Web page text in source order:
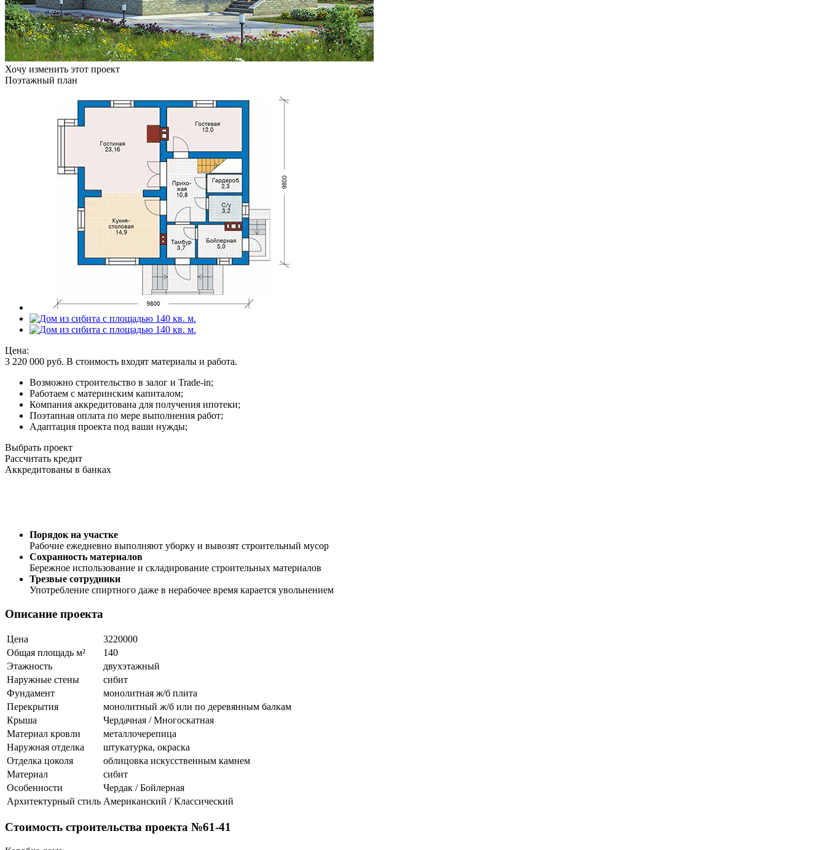
Хочу изменить этот проект
Поэтажный план
Цена:
3 220 000 руб. В стоимость входят материалы и работа.
Возможно строительство в залог и Trade-in;
Работаем с материнским капиталом;
Компания аккредитована для получения ипотеки;
Поэтапная оплата по мере выполнения работ;
Адаптация проекта под ваши нужды;
Выбрать проект
Рассчитать кредит
Аккредитованы в банках
Порядок на участке
Рабочие ежедневно выполняют уборку и вывозят строительный мусор
Сохранность материалов
Бережное использование и складирование строительных материалов
Трезвые сотрудники
Употребление спиртного даже в нерабочее время карается увольнением
Описание проекта
Цена
3220000
Общая площадь м²
140
Этажность
двухэтажный
Наружные стены
сибит
Фундамент
монолитная ж/б плита
Перекрытия
монолитный ж/б или по деревянным балкам
Крыша
Чердачная / Многоскатная
Материал кровли
металлочерепица
Наружная отделка
штукатурка, окраска
Отделка цоколя
облицовка искусственным камнем
Материал
сибит
Особенности
Чердак / Бойлерная
Архитектурный стиль Американский / Классический
Стоимость строительства проекта №61-41